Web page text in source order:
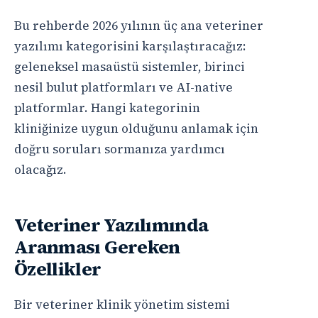
Bu rehberde 2026 yılının üç ana veteriner
yazılımı kategorisini karşılaştıracağız:
geleneksel masaüstü sistemler, birinci
nesil bulut platformları ve AI-native
platformlar. Hangi kategorinin
kliniğinize uygun olduğunu anlamak için
doğru soruları sormanıza yardımcı
olacağız.
Veteriner Yazılımında
Aranması Gereken
Özellikler
Bir veteriner klinik yönetim sistemi